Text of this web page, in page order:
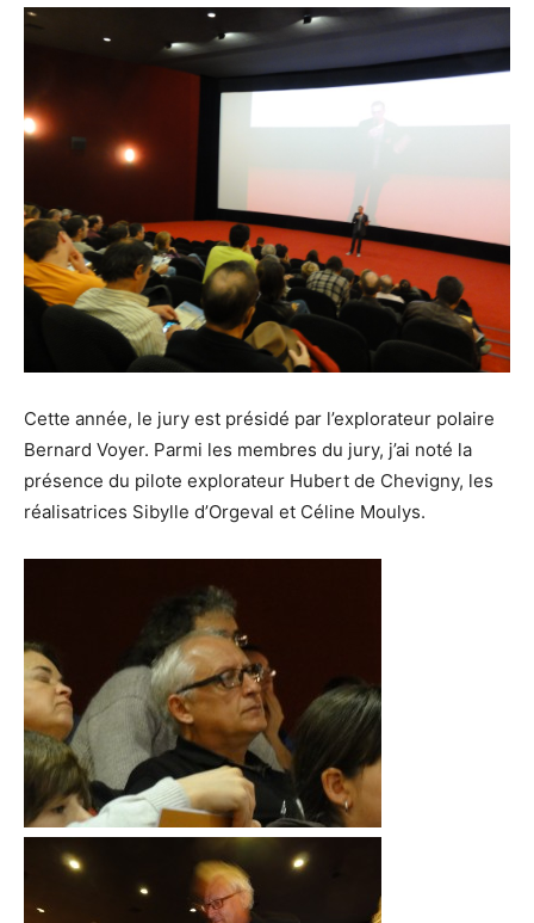
Cette année, le jury est présidé par l’explorateur polaire
Bernard Voyer. Parmi les membres du jury, j’ai noté la
présence du pilote explorateur Hubert de Chevigny, les
réalisatrices Sibylle d’Orgeval et Céline Moulys.